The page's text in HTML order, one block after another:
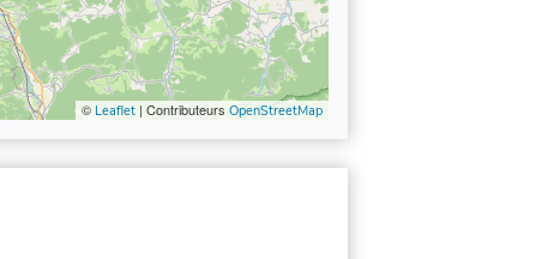
© Leaflet | Contributeurs OpenStreetMap